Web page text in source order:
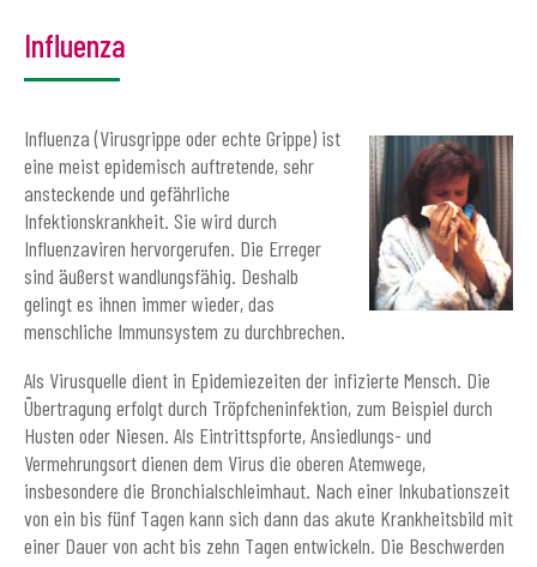
Influenza
Influenza (Virusgrippe oder echte Grippe) ist
eine meist epidemisch auftretende, sehr
ansteckende und gefährliche
Infektionskrankheit. Sie wird durch
Influenzaviren hervorgerufen. Die Erreger
sind äußerst wandlungsfähig. Deshalb
gelingt es ihnen immer wieder, das
menschliche Immunsystem zu durchbrechen.
Als Virusquelle dient in Epidemiezeiten der infizierte Mensch. Die
Übertragung erfolgt durch Tröpfcheninfektion, zum Beispiel durch
Husten oder Niesen. Als Eintrittspforte, Ansiedlungs- und
Vermehrungsort dienen dem Virus die oberen Atemwege,
insbesondere die Bronchialschleimhaut. Nach einer Inkubationszeit
von ein bis fünf Tagen kann sich dann das akute Krankheitsbild mit
einer Dauer von acht bis zehn Tagen entwickeln. Die Beschwerden